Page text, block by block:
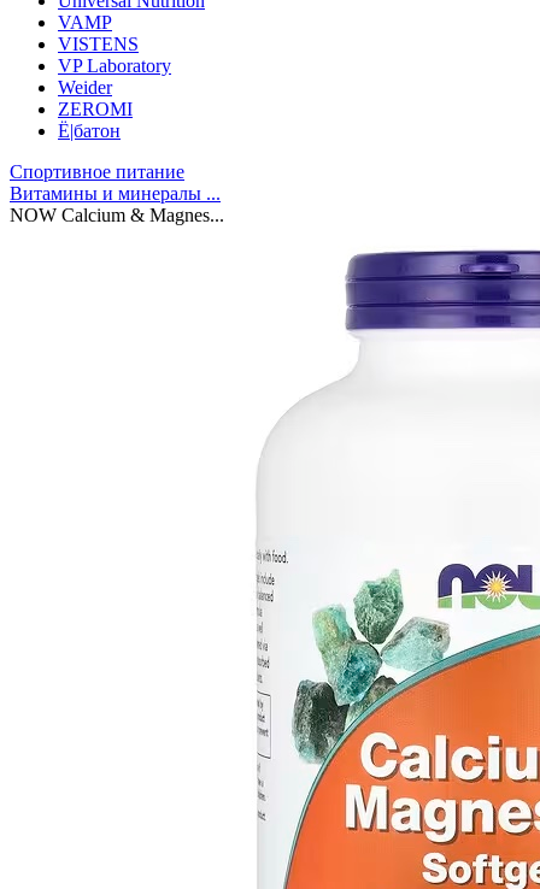
VAMP
VISTENS
VP Laboratory
Weider
ZEROMI
Ё|батон
Спортивное питание
Витамины и минералы ...
NOW Calcium & Magnes...